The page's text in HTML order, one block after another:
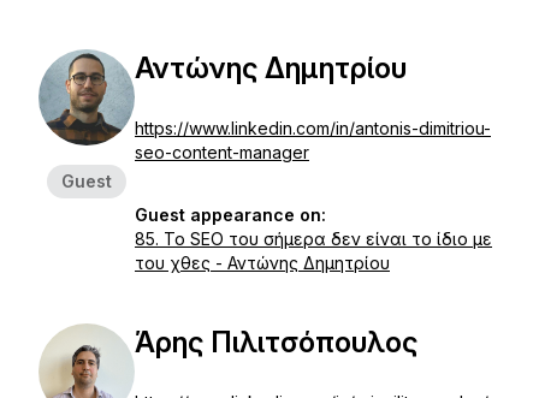
Guest
Αντώνης Δημητρίου
https://www.linkedin.com/in/antonis-dimitriou-
seo-content-manager
Guest appearance on:
85. Το SEO του σήμερα δεν είναι το ίδιο με
του χθες - Αντώνης Δημητρίου
Άρης Πιλιτσόπουλος